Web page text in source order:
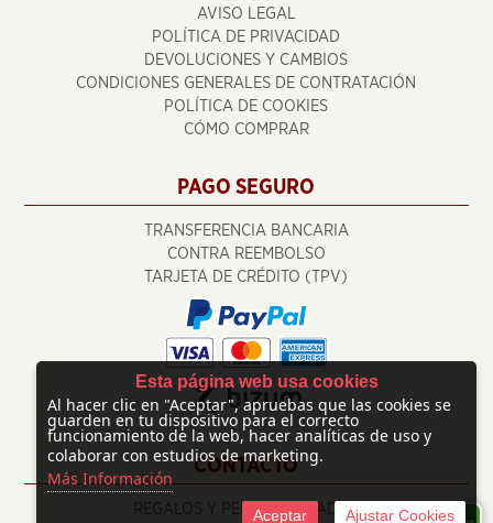
AVISO LEGAL
POLÍTICA DE PRIVACIDAD
DEVOLUCIONES Y CAMBIOS
CONDICIONES GENERALES DE CONTRATACIÓN
POLÍTICA DE COOKIES
CÓMO COMPRAR
PAGO SEGURO
TRANSFERENCIA BANCARIA
CONTRA REEMBOLSO
TARJETA DE CRÉDITO (TPV)
CONTACTO
REGALOS Y PERSONALIZADOS
Esta página web usa cookies
Al hacer clic en "Aceptar", apruebas que las cookies se
guarden en tu dispositivo para el correcto
funcionamiento de la web, hacer analíticas de uso y
colaborar con estudios de marketing.
Más Información
Aceptar Ajustar Cookies